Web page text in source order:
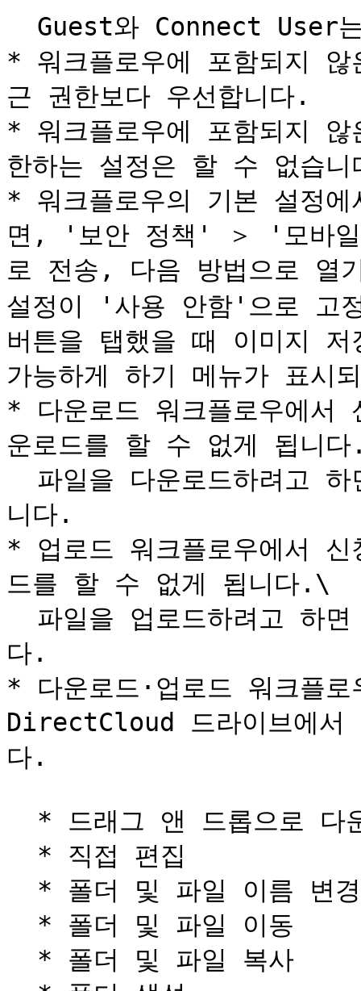
* 워크플로우에 포함되지
근 권한보다 우선합니다.
* 워크플로우에 포함되지
한하는 설정은 할 수 없습
* 워크플로우의 기본 설정
면, '보안 정책' ＞ '모바일
로 전송, 다음 방법으로 열
설정이 '사용 안함'으로 고
버튼을 탭했을 때 이미지
가능하게 하기 메뉴가 표시
* 다운로드 워크플로우에서
운로드를 할 수 없게 됩니
니다.
* 업로드 워크플로우에서
드를 할 수 없게 됩니다.\
다.
* 다운로드·업로드 워크플
DirectCloud 드라이브에서
다.